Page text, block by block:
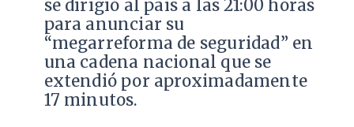
se dirigió al país a las 21:00 horas
para anunciar su
“megarreforma de seguridad” en
una cadena nacional que se
extendió por aproximadamente
17 minutos.